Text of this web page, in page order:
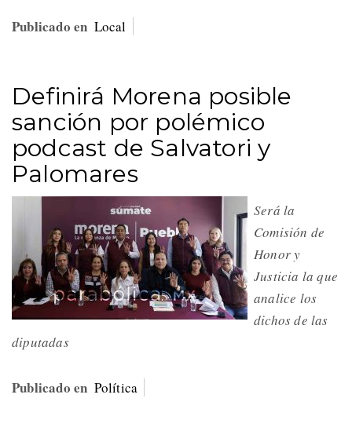
Publicado en Local
Definirá Morena posible
sanción por polémico
podcast de Salvatori y
Palomares
Será la
Comisión de
Honor y
Justicia la que
analice los
dichos de las
diputadas
Publicado en Política